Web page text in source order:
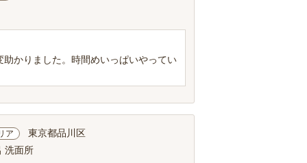
かりました。時間めいっぱいやってい
ア 東京都品川区
洗面所